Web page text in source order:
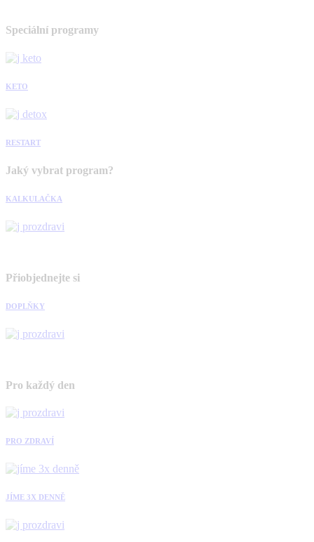
Speciální programy
KETO
RESTART
Jaký vybrat program?
KALKULAČKA
Přiobjednejte si
DOPLŇKY
Pro každý den
PRO ZDRAVÍ
JÍME 3X DENNĚ